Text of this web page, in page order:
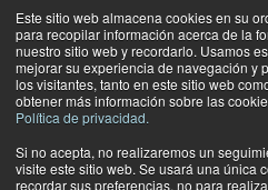
Este sitio web almacena cookies en su
para recopilar información acerca de la
nuestro sitio web y recordarlo. Usamos
mejorar su experiencia de navegación y
los visitantes, tanto en este sitio web
obtener más información sobre las
Política de privacidad.
Si no acepta, no realizaremos un
visite este sitio web. Se usará una única
recordar sus preferencias, no para